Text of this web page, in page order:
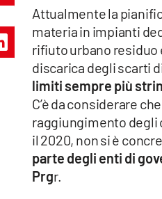
Vai
Attualmente la
materia in impianti
rifiuto urbano residuo
discarica degli scarti
limiti sempre più
C’è da considerare
raggiungimento degli
il 2020, non si è
parte degli enti di
Prgr.